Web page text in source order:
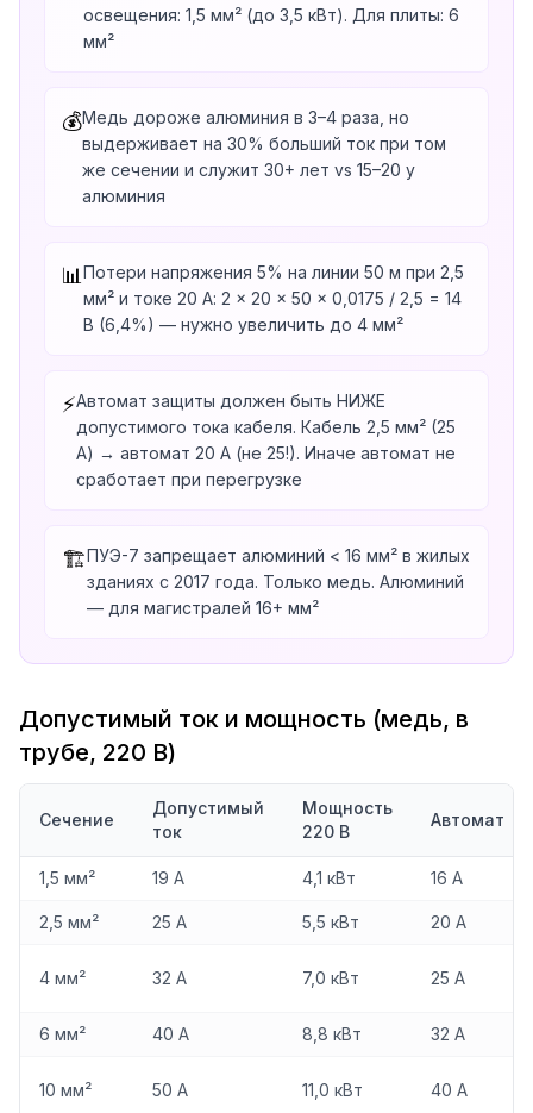
освещения: 1,5 мм² (до 3,5 кВт). Для плиты: 6
мм²
💰Медь дороже алюминия в 3–4 раза, но
выдерживает на 30% больший ток при том
же сечении и служит 30+ лет vs 15–20 у
алюминия
📊 Потери напряжения 5% на линии 50 м при 2,5
мм² и токе 20 А: 2 × 20 × 50 × 0,0175 / 2,5 = 14
В (6,4%) — нужно увеличить до 4 мм²
⚡Автомат защиты должен быть НИЖЕ
допустимого тока кабеля. Кабель 2,5 мм² (25
А) → автомат 20 А (не 25!). Иначе автомат не
сработает при перегрузке
🏗️ПУЭ-7 запрещает алюминий < 16 мм² в жилых
зданиях с 2017 года. Только медь. Алюминий
— для магистралей 16+ мм²
Допустимый ток и мощность (медь, в
трубе, 220 В)
Сечение
Допустимый
ток
Мощность
220 В
Автомат
1,5 мм² 19 А 4,1 кВт 16 А
2,5 мм² 25 А 5,5 кВт 20 А
4 мм² 32 А 7,0 кВт 25 А
6 мм² 40 А 8,8 кВт 32 А
10 мм² 50 А 11,0 кВт 40 А